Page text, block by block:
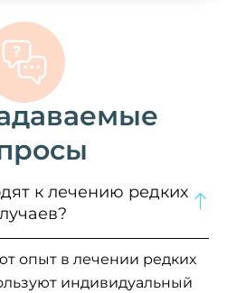
к лечению редких
опыт в лечении редких
индивидуальный